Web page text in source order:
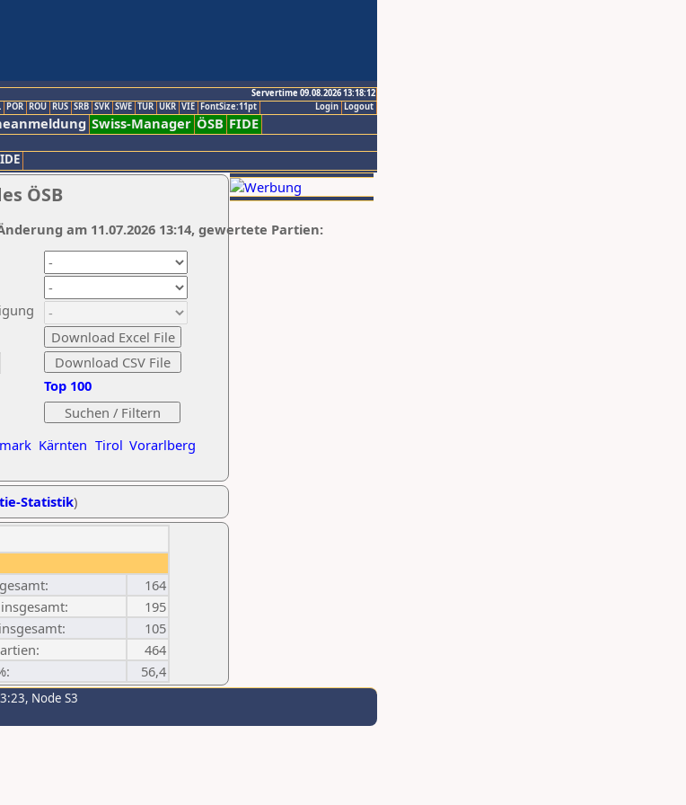
Servertime 09.08.2026 13:18:12
Logout
Login
POR ROU RUS SRB SVK SWE TUR UKR VIE FontSize:11pt
Swiss-Manager ÖSB FIDE
ÖSB
Kärnten Tirol Vorarlberg
Top 100
am 11.07.2026 13:14, gewertete Partien:
Statistik)
164
195
105
464
56,4
Node S3